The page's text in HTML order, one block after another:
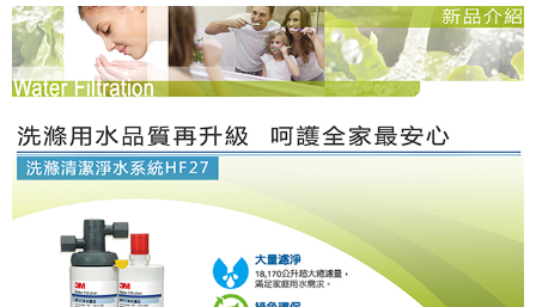
易，需依本服務之必要範圍內提供個人資料，並將交易相關給付款項請求債
權轉讓予恩沛科技股份有限公司。
２．關於個人資料處理事宜，請瀏覽以下網址：
https://aftee.tw/terms/#terms3
「AFTEE先享後付」，若未經同意申辦者引起之損失，本公司不負相關責
任。
４．使用「AFTEE先享後付」時，將依據個別帳號之用戶狀況，依本公司即
請求用戶進行身份認證。
５．嚴禁一人註冊多個帳號或使用他人資訊註冊。若發現惡意使用之情形，
恩沛科技股份有限公司將有權停止該用戶之使用額度並採取法律行動。